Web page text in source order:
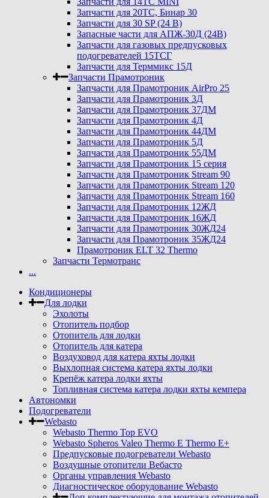
Запчасти для 20ТС, Бинар 30
Запчасти для 30 SP (24 В)
Запасные части для АПЖ-30Д (24В)
Запчасти для газовых предпусковых
подогревателей 15ТСГ
Запчасти для Терммикс 15Д
Запчасти Прамотроник
Запчасти для Прамотроник AirPro 25
Запчасти для Прамотроник 3Д
Запчасти для Прамотроник 37ДМ
Запчасти для Прамотроник 4Д
Запчасти для Прамотроник 44ДМ
Запчасти для Прамотроник 5Д
Запчасти для Прамотроник 55ДМ
Запчасти для Прамотроник 15 серия
Запчасти для Прамотроник Stream 90
Запчасти для Прамотроник Stream 120
Запчасти для Прамотроник Stream 160
Запчасти для Прамотроник 12ЖД
Запчасти для Прамотроник 16ЖД
Запчасти для Прамотроник 30ЖД24
Запчасти для Прамотроник 35ЖД24
Прамотроник ELT 32 Thermo
Запчасти Термотранс
...
Кондиционеры
Для лодки
Эхолоты
Отопитель подбор
Отопитель для лодки
Отопитель для катера
Воздуховод для катера яхты лодки
Выхлопная система катера яхты лодки
Крепёж катера лодки яхты
Топливная система катера лодки яхты кемпера
Автономки
Подогреватели
Webasto
Webasto Thermo Top EVO
Webasto Spheros Valeo Thermo E Thermo E+
Предпусковые подогреватели Webasto
Воздушные отопители Вебасто
Органы управления Webasto
Диагностическое оборудование Webasto